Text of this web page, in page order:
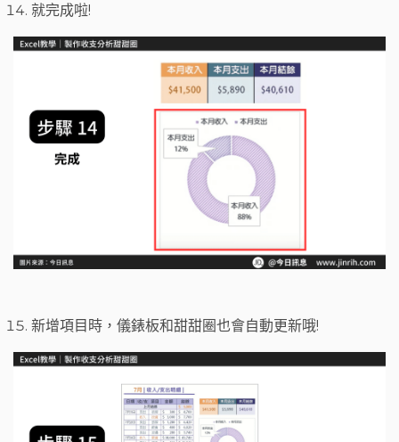
就完成啦!
新增項目時，儀錶板和甜甜圈也會自動更新哦!